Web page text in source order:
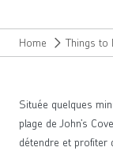
Home Things to
Située quelques
plage de John’s
détendre et profiter